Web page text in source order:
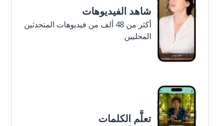
شاهد الفيديوهات
أكثر من 48 ألف من فيديوهات المتحدثين
المحليين
تعلَّم الكلمات